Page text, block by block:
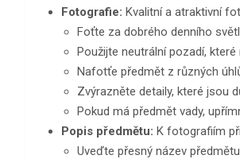
Fotografie: Kvalitní a atraktivní
Foťte za dobrého denního
Použijte neutrální pozadí,
Nafotťe předmět z různých
Zvýrazněte detaily, které jsou
Pokud má předmět vady,
Popis předmětu: K fotografiím
Uveďte přesný název